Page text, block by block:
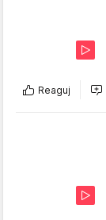
Reaguj